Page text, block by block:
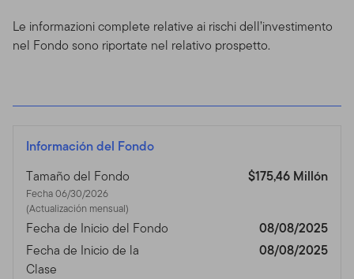
Le informazioni complete relative ai rischi dell’investimento
nel Fondo sono riportate nel relativo prospetto.
Información del Fondo
Tamaño del Fondo
Fecha 06/30/2026
(Actualización mensual)
$175,46 Millón
Fecha de Inicio del Fondo
08/08/2025
Fecha de Inicio de la
Clase
08/08/2025